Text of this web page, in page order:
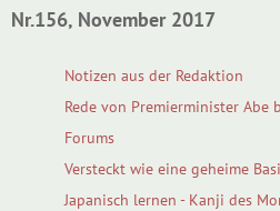
Nr.156, November 2017
Notizen aus der Redaktion
Rede von Premierminister Abe
Forums
Versteckt wie eine geheime
Japanisch lernen - Kanji des